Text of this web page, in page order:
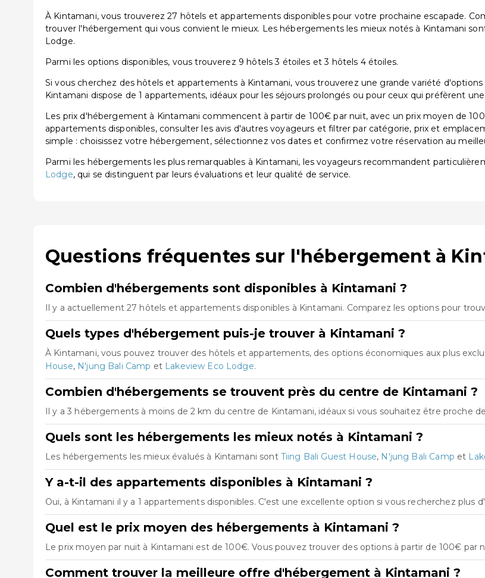
À Kintamani, vous trouverez 27 hôtels et appartements disponibles pour votre prochaine escapade.
trouver l'hébergement qui vous convient le mieux. Les hébergements les mieux notés à Kintamani
Lodge.
Parmi les options disponibles, vous trouverez 9 hôtels 3 étoiles et 3 hôtels 4 étoiles.
Si vous cherchez des hôtels et appartements à Kintamani, vous trouverez une grande variété
Kintamani dispose de 1 appartements, idéaux pour les séjours prolongés ou pour ceux qui préfèrent
Les prix d'hébergement à Kintamani commencent à partir de 100€ par nuit, avec un prix moyen de
appartements disponibles, consulter les avis d'autres voyageurs et filtrer par catégorie, prix et
simple : choisissez votre hébergement, sélectionnez vos dates et confirmez votre réservation au
Parmi les hébergements les plus remarquables à Kintamani, les voyageurs recommandent
Lodge, qui se distinguent par leurs évaluations et leur qualité de service.
Questions fréquentes sur l'hébergement à
Combien d'hébergements sont disponibles à Kintamani ?
Il y a actuellement 27 hôtels et appartements disponibles à Kintamani. Comparez les options pour
Quels types d'hébergement puis-je trouver à Kintamani ?
À Kintamani, vous pouvez trouver des hôtels et appartements, des options économiques aux plus
House, N'jung Bali Camp et Lakeview Eco Lodge.
Combien d'hébergements se trouvent près du centre de Kintamani ?
Il y a 3 hébergements à moins de 2 km du centre de Kintamani, idéaux si vous souhaitez être proche
Quels sont les hébergements les mieux notés à Kintamani ?
Les hébergements les mieux évalués à Kintamani sont Tiing Bali Guest House, N'jung Bali Camp et
Y a-t-il des appartements disponibles à Kintamani ?
Oui, à Kintamani il y a 1 appartements disponibles. C'est une excellente option si vous recherchez plus
Quel est le prix moyen des hébergements à Kintamani ?
Le prix moyen par nuit à Kintamani est de 100€. Vous pouvez trouver des options à partir de 100€ par
Comment trouver la meilleure offre d'hébergement à Kintamani ?